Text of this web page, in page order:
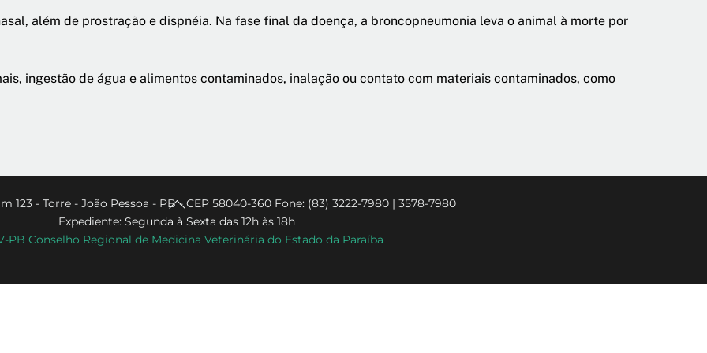
além de prostração e dispnéia. Na fase final da doença, a broncopneumonia leva o animal à morte por
ingestão de água e alimentos contaminados, inalação ou contato com materiais contaminados, como
Back
To
Top
123 - Torre - João Pessoa - PB - CEP 58040-360 Fone: (83) 3222-7980 | 3578-7980
Expediente: Segunda à Sexta das 12h às 18h
PB Conselho Regional de Medicina Veterinária do Estado da Paraíba